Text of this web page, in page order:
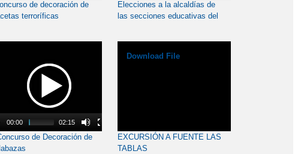
de decoración de
terroríficas
Elecciones a la alcaldías de
las secciones educativas del
00:00 02:15
de Decoración de
Download File
EXCURSIÓN A FUENTE LAS
TABLAS